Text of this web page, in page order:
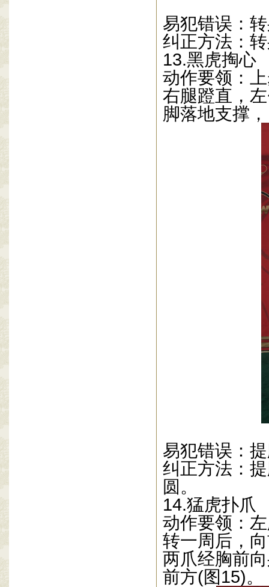
易犯错误：
纠正方法：
13.黑虎掏心
动作要领：
右腿蹬直，
脚落地支撑
易犯错误：
纠正方法：
圆。
14.猛虎扑爪
动作要领：
转一周后，
两爪经胸前
前方(图 15)。